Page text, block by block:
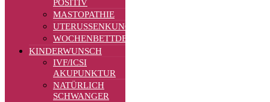
POSITIV
MASTOPATHIE
UTERUSSENKUNG
WOCHENBETTDEPRESSION
KINDERWUNSCH
IVF/ICSI
AKUPUNKTUR
NATÜRLICH
SCHWANGER